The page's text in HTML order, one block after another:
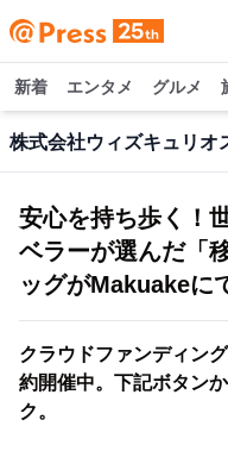
新着 エンタメ グルメ
株式会社ウィズキュリオ
安心を持ち歩く！
ベラーが選んだ「
ッグがMakuakeに
クラウドファンディン
約開催中。下記ボタン
ク。